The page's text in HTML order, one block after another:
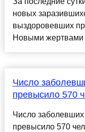
новых
выздоровевших
Новыми жертвами
Число
превысило 570
Число
превысило 570